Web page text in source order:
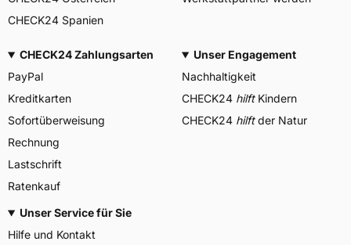
CHECK24 Spanien
CHECK24 Zahlungsarten
PayPal
Kreditkarten
Sofortüberweisung
Rechnung
Lastschrift
Ratenkauf
Unser Engagement
Nachhaltigkeit
CHECK24 hilftKindern
CHECK24 hilftder Natur
Unser Service für Sie
Hilfe und Kontakt